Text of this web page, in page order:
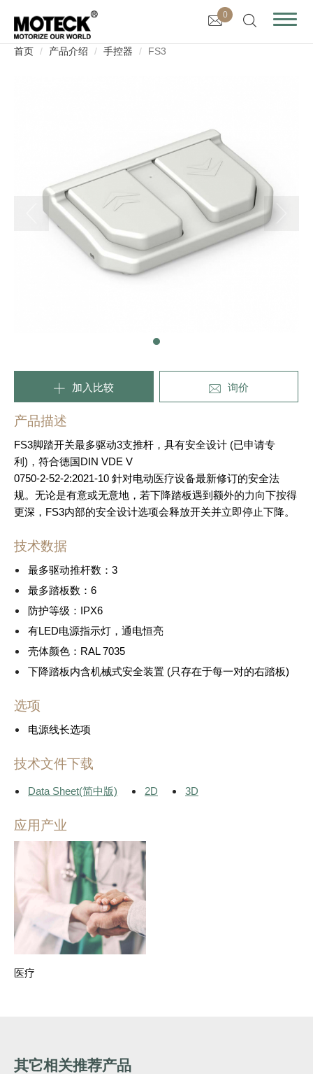
0
首页 产品介绍 手控器 FS3
加入比较 询价
产品描述
FS3脚踏开关最多驱动3支推杆，具有安全设计 (已申请专
利)，符合德国DIN VDE V
0750-2-52-2:2021-10 針对电动医疗设备最新修订的安全法
规。无论是有意或无意地，若下降踏板遇到额外的力向下按得
更深，FS3内部的安全设计选项会释放开关并立即停止下降。
技术数据
最多驱动推杆数：3
最多踏板数：6
防护等级：IPX6
有LED电源指示灯，通电恒亮
壳体颜色：RAL 7035
下降踏板内含机械式安全装置 (只存在于每一对的右踏板)
选项
电源线长选项
技术文件下载
Data Sheet(简中版) 2D 3D
应用产业
医疗
其它相关推荐产品